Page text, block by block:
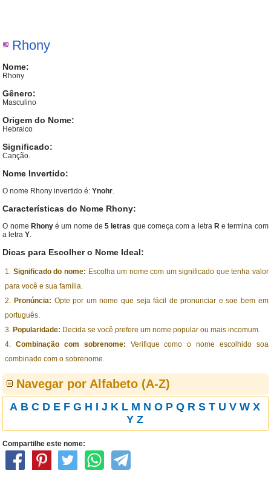
Rhony
Nome:
Rhony
Gênero:
Masculino
Origem do Nome:
Hebraico
Significado:
Canção.
Nome Invertido:
O nome Rhony invertido é:Ynohr.
Características do Nome Rhony:
O nome Rhonyé um nome de5 letras que começa com a letra Re termina com
a letraY.
Dicas para Escolher o Nome Ideal:
Significado do nome: Escolha um nome com um significado que tenha valor
para você e sua família.
Pronúncia: Opte por um nome que seja fácil de pronunciar e soe bem em
português.
Popularidade: Decida se você prefere um nome popular ou mais incomum.
Combinação com sobrenome: Verifique como o nome escolhido soa
combinado com o sobrenome.
Navegar por Alfabeto (A-Z)
A B C D E F G H I J K L M N O P Q R S T U V W X
Y Z
Compartilhe este nome: